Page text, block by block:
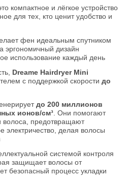
компактное и лёгкое устройство
для тех, кто ценит удобство и
фен идеальным спутником
эргономичный дизайн
использование каждый день
Dreame Hairdryer Mini
с поддержкой скорости до
до 200 миллионов
ионов/см³ . Они помогают
волоса, предотвращают
электричество, делая волосы
системой контроля
защищает волосы от
безопасный процесс укладки